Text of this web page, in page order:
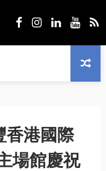
香港國際
場館慶祝